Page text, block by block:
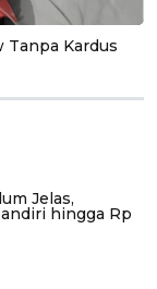
Tanpa Kardus
Jelas,
hingga Rp